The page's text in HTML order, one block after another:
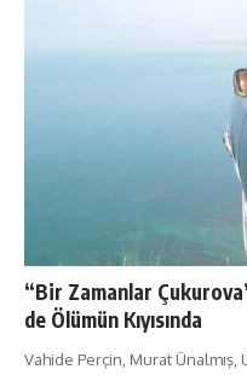
“Bir Zamanlar
de Ölümün Kıyısında
Vahide Perçin, Murat